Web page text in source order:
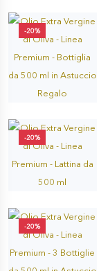
-20%
-20%
-20%